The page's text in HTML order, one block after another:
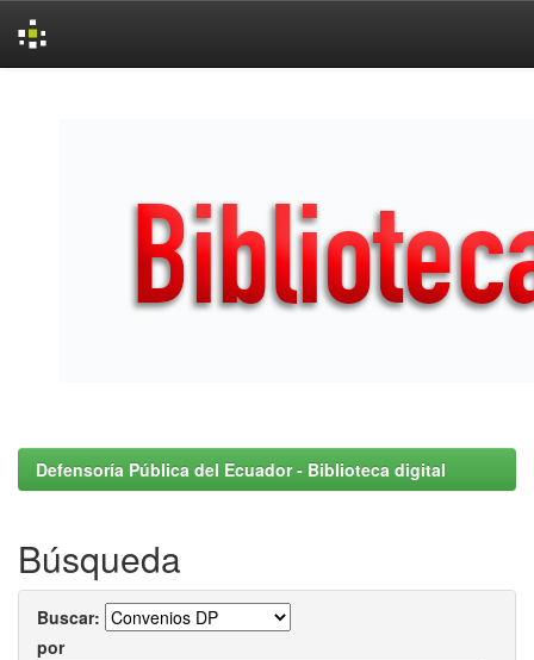
Defensoría Pública del Ecuador - Biblioteca digital
Búsqueda
Buscar:
por